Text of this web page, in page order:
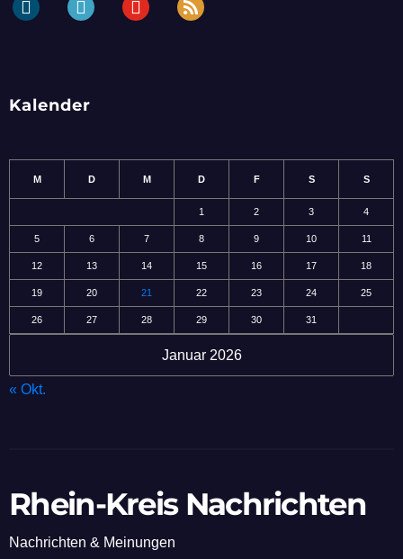
Kalender
Januar 2026
M D M D F S S
1 2 3 4
5 6 7 8 9 10 11
12 13 14 15 16 17 18
19 20 21 22 23 24 25
26 27 28 29 30 31
« Okt.
Rhein-Kreis Nachrichten
Nachrichten & Meinungen